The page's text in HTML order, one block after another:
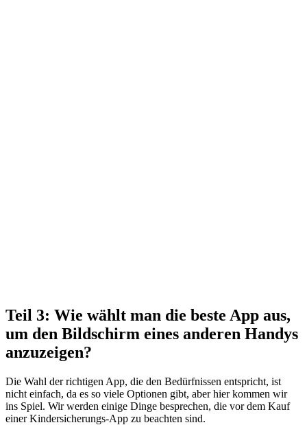
Teil 3: Wie wählt man die beste App aus,
um den Bildschirm eines anderen Handys
anzuzeigen?
Die Wahl der richtigen App, die den Bedürfnissen entspricht, ist
nicht einfach, da es so viele Optionen gibt, aber hier kommen wir
ins Spiel. Wir werden einige Dinge besprechen, die vor dem Kauf
einer Kindersicherungs-App zu beachten sind.